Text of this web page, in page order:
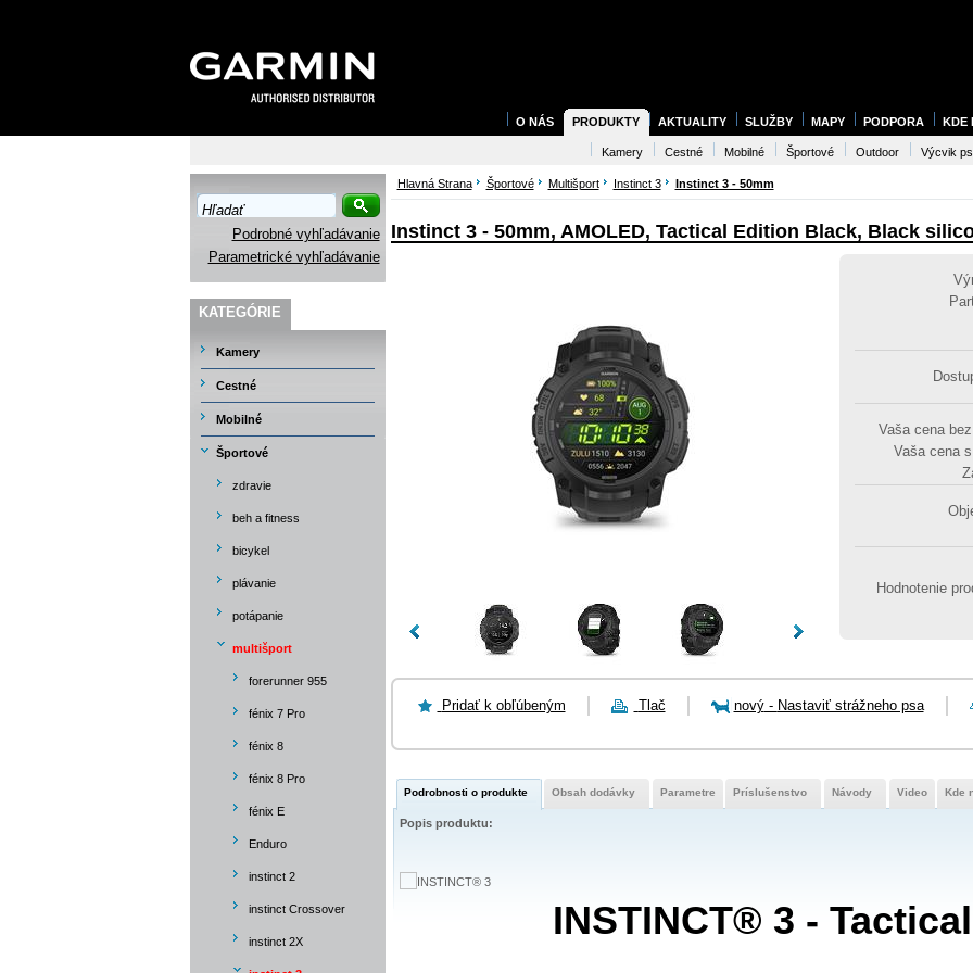
Hlavná Strana Športové Multišport Instinct 3 Instinct 3 - 50mm
Instinct 3 - 50mm, AMOLED, Tactical Edition Black, Black
Vaša cena
Vaša cena
Hodnotenie
Pridať k obľúbeným Tlač nový- Nastaviť strážneho psa
Podrobnosti o produkte Obsah dodávky Parametre Príslušenstvo Návody Video Kde
Popis produktu:
INSTINCT® 3 -
Podrobné vyhľadávanie
Parametrické vyhľadávanie
KATEGÓRIE
Kamery
Cestné
Mobilné
Športové
zdravie
beh a fitness
bicykel
plávanie
potápanie
multišport
forerunner 955
fénix 7 Pro
fénix 8
fénix 8 Pro
fénix E
Enduro
instinct 2
instinct Crossover
instinct 2X
O NÁS PRODUKTY AKTUALITY SLUŽBY MAPY PODPORA KDE
Kamery Cestné Mobilné Športové Outdoor Výcvik